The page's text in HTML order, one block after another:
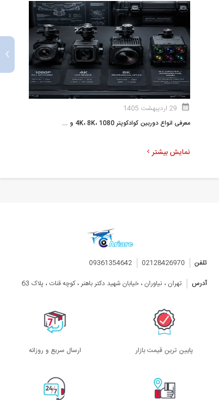
29 اردیبهشت 1405
معرفی انواع دوربین کوادکوپتر 4K، 8K، 1080 و ...
نمایش بیشتر
›
تلفن 02128426970
09361354642
آدرس
تهران ، نیاوران ، خیابان شهید دکتر باهنر ، کوچه قنات ، پلاک 63
پایین ترین قیمت بازار ارسال سریع و روزانه